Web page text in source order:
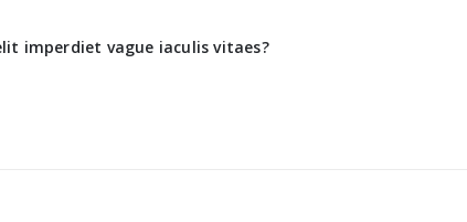
imperdiet vague iaculis vitaes?